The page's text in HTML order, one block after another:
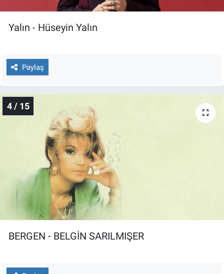
Yalın - Hüseyin Yalın
Paylaş
4 / 15
BERGEN - BELGİN SARILMIŞER
Yerel Yaşam
Canlı Yayın